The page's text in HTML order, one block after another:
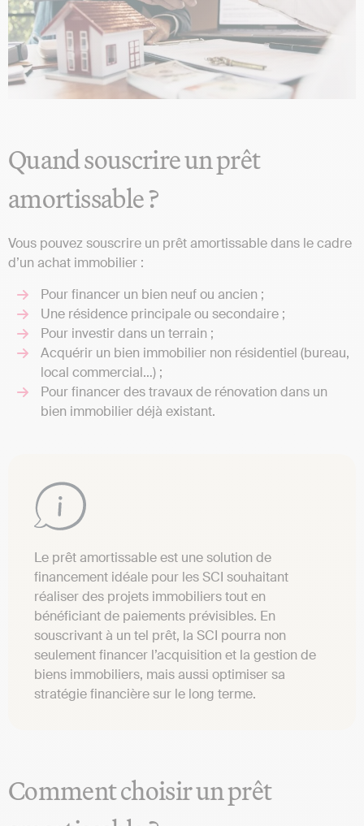
Quand souscrire un prêt
amortissable ?
Vous pouvez souscrire un prêt amortissable dans le cadre
d’un achat immobilier :
Pour financer un bien neuf ou ancien ;
Une résidence principale ou secondaire ;
Pour investir dans un terrain ;
Acquérir un bien immobilier non résidentiel (bureau,
local commercial…) ;
Pour financer des travaux de rénovation dans un
bien immobilier déjà existant.
Le prêt amortissable est une solution de
financement idéale pour les SCI souhaitant
réaliser des projets immobiliers tout en
bénéficiant de paiements prévisibles. En
souscrivant à un tel prêt, la SCI pourra non
seulement financer l’acquisition et la gestion de
biens immobiliers, mais aussi optimiser sa
stratégie financière sur le long terme.
Comment choisir un prêt